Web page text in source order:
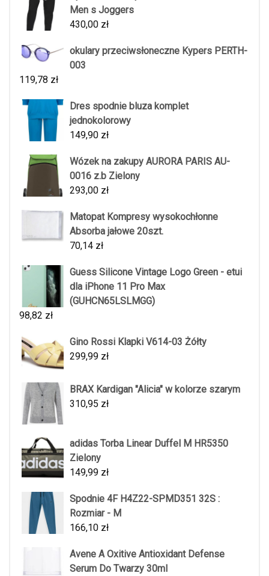
Men s Joggers
430,00 zł
okulary przeciwsłoneczne Kypers PERTH-
003
119,78 zł
Dres spodnie bluza komplet
jednokolorowy
149,90 zł
Wózek na zakupy AURORA PARIS AU-
0016 z.b Zielony
293,00 zł
Matopat Kompresy wysokochłonne
Absorba jałowe 20szt.
70,14 zł
Guess Silicone Vintage Logo Green - etui
dla iPhone 11 Pro Max
(GUHCN65LSLMGG)
98,82 zł
Gino Rossi Klapki V614-03 Żółty
299,99 zł
BRAX Kardigan "Alicia" w kolorze szarym
310,95 zł
adidas Torba Linear Duffel M HR5350
Zielony
149,99 zł
Spodnie 4F H4Z22-SPMD351 32S :
Rozmiar - M
166,10 zł
Avene A Oxitive Antioxidant Defense
Serum Do Twarzy 30ml